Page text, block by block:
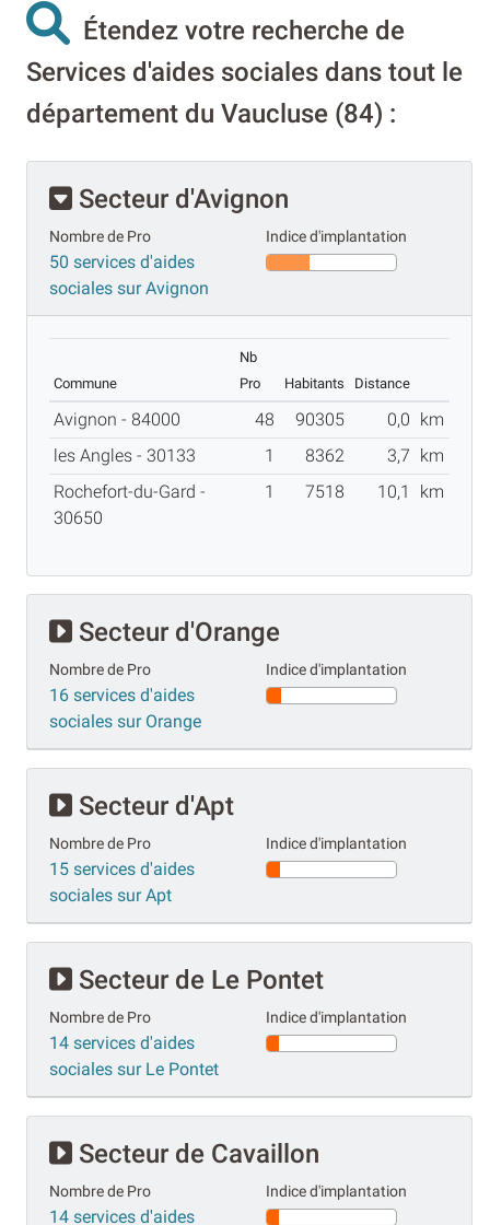
Étendez votre recherche de
Services d'aides sociales dans tout le
département du Vaucluse (84) :
Secteur d'Avignon
Nombre de Pro
50 services d'aides
sociales sur Avignon
Indice d'implantation
Commune
Nb
Pro
Habitants Distance
Avignon - 84000 48 90305 0,0 km
les Angles - 30133
1 8362 3,7 km
Rochefort-du-Gard -
30650
1 7518 10,1 km
Secteur d'Orange
Nombre de Pro
16 services d'aides
sociales sur Orange
Indice d'implantation
Secteur d'Apt
Nombre de Pro
15 services d'aides
sociales sur Apt
Indice d'implantation
Secteur de Le Pontet
Nombre de Pro
14 services d'aides
sociales sur Le Pontet
Indice d'implantation
Secteur de Cavaillon
Nombre de Pro
14 services d'aides
Indice d'implantation